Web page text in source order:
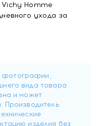
Homme
ухода за
потоотделения и
и искусственных
контроль и